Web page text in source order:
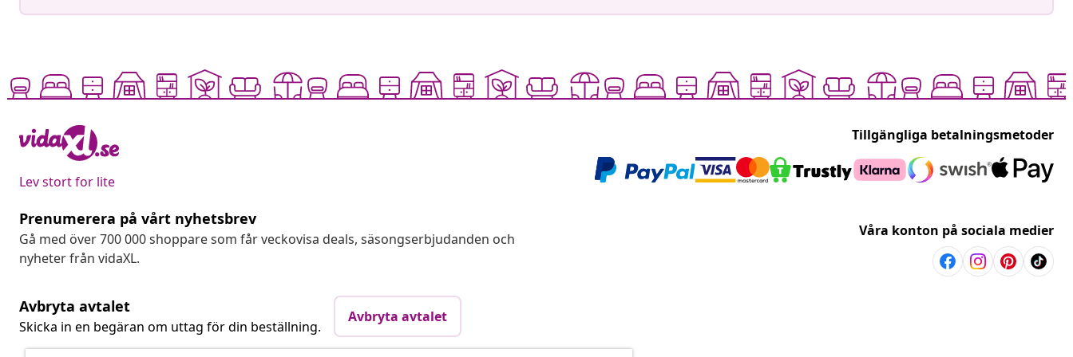
Lev stort for lite
Tillgängliga betalningsmetoder
Prenumerera på vårt nyhetsbrev
Gå med över 700 000 shoppare som får veckovisa deals, säsongserbjudanden och
nyheter från vidaXL.
Våra konton på sociala medier
Avbryta avtalet
Skicka in en begäran om uttag för din beställning.
Avbryta avtalet